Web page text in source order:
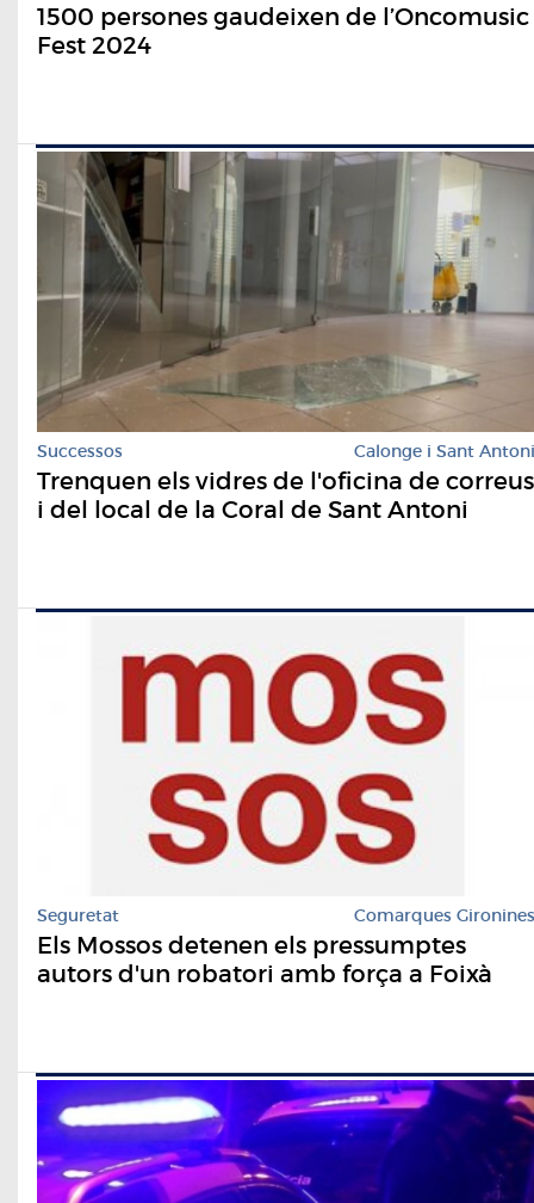
1500 persones gaudeixen de l’Oncomusic
Fest 2024
Successos Calonge i Sant Antoni
Trenquen els vidres de l'oficina de correus
i del local de la Coral de Sant Antoni
Seguretat Comarques Gironines
Els Mossos detenen els pressumptes
autors d'un robatori amb força a Foixà